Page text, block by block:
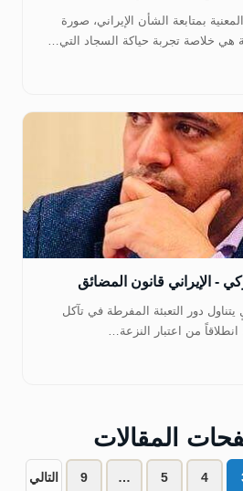
بمتابعة الشأن الإيراني، صورة
هي خلاصة تجربة حياكة السجاد التي…
- الإيراني قانون المضائق
دور التعبئة المفرطة في تآكل
من اعتبار النزعة…
المقالات
4
5
…
9 التالي